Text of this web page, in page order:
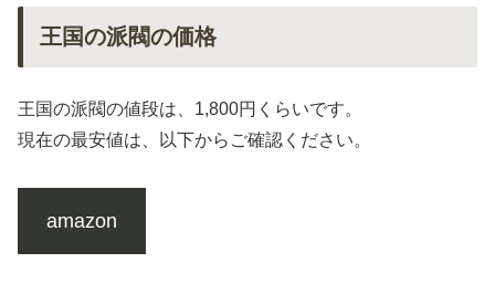
王国の派閥の価格
王国の派閥の値段は、1,800円くらいです。
現在の最安値は、以下からご確認ください。
amazon